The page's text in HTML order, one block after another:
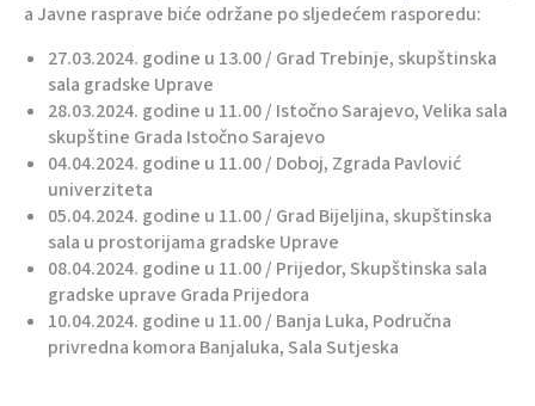
a Javne rasprave biće održane po sljedećem rasporedu:
27.03.2024. godine u 13.00 / Grad Trebinje, skupštinska
sala gradske Uprave
28.03.2024. godine u 11.00 / Istočno Sarajevo, Velika sala
skupštine Grada Istočno Sarajevo
04.04.2024. godine u 11.00 / Doboj, Zgrada Pavlović
univerziteta
05.04.2024. godine u 11.00 / Grad Bijeljina, skupštinska
sala u prostorijama gradske Uprave
08.04.2024. godine u 11.00 / Prijedor, Skupštinska sala
gradske uprave Grada Prijedora
10.04.2024. godine u 11.00 / Banja Luka, Područna
privredna komora Banjaluka, Sala Sutjeska